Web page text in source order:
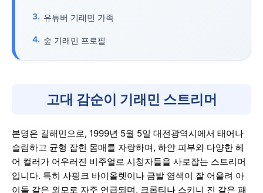
유튜버 기래민 가족
숲 기래민 프로필
고대 감순이 기래민 스트리머
본명은 길해민으로, 1999년 5월 5일 대전광역시에서 태어나
슬림하고 균형 잡힌 몸매를 자랑하며, 하얀 피부와 다양한 헤
어 컬러가 어우러진 비주얼로 시청자들을 사로잡는 스트리머
입니다. 특히 사핑크 바이올렛이나 금발 염색이 잘 어울려 아
이돌 같은 외모로 자주 언급되며, 크롭티나 스키니 진 같은 패